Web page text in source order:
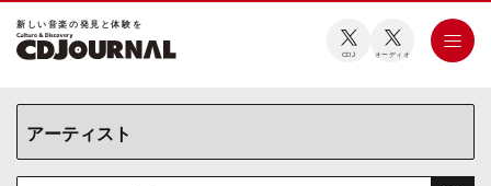
新しい⾳楽の発⾒と体験を
CDJ オーディオ